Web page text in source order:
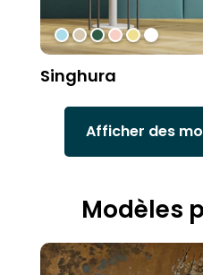
#abdcea
#d6c7b1
#2d5b45
#f9cec5
#efdf8f
#ffffff
Singhura
Afficher des
Modèles